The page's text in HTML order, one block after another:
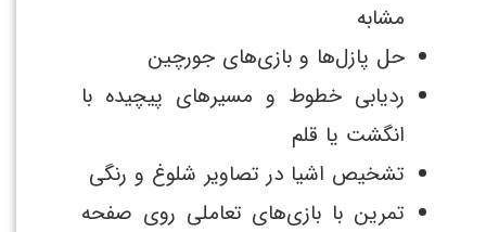
مشابه
حل پازل‌ها و بازی‌های جورچین
ردیابی خطوط و مسیرهای پیچیده با
انگشت یا قلم
تشخیص اشیا در تصاویر شلوغ و رنگی
تمرین با بازی‌های تعاملی روی صفحه